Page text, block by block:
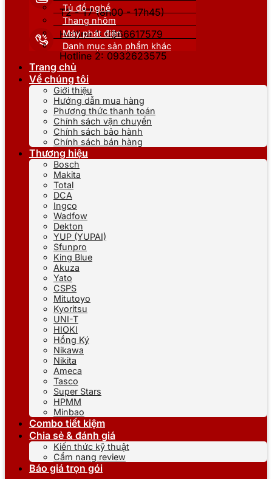
T2 - T7 (8h00 - 17h45)
Hotline 1: 0866617579
Hotline 2: 0932623575
Tủ đồ nghề
Thang nhôm
Máy phát điện
Danh mục sản phẩm khác
Trang chủ
Về chúng tôi
Giới thiệu
Hướng dẫn mua hàng
Phương thức thanh toán
Chính sách vận chuyển
Chính sách bảo hành
Chính sách bán hàng
Thương hiệu
Bosch
Makita
Total
DCA
Ingco
Wadfow
Dekton
YUP (YUPAI)
Sfunpro
King Blue
Akuza
Yato
CSPS
Mitutoyo
Kyoritsu
UNI-T
HIOKI
Hồng Ký
Nikawa
Nikita
Ameca
Tasco
Super Stars
HPMM
Minbao
Combo tiết kiệm
Chia sẻ & đánh giá
Kiến thức kỹ thuật
Cẩm nang review
Báo giá trọn gói